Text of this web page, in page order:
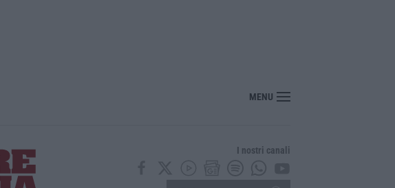
La rivista “America Journals” celebra lo stilista Anton Giulio Grande
MENU
I nostri canali